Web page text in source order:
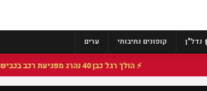
נדל"ן קופונים נתיבותי ערים
⚡ הולך רגל כבן 40 נהרג מפגיעת רכב בכביש 25 סמוך לצומת הנשיא, מתנדבי זק"א פועלו בזירה